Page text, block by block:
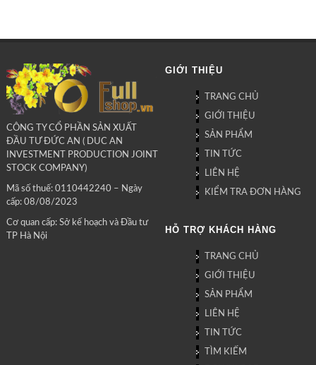
CÔNG TY CỔ PHẦN SẢN XUẤT
ĐẦU TƯ ĐỨC AN ( DUC AN
INVESTMENT PRODUCTION JOINT
STOCK COMPANY)
Mã số thuế: 0110442240 – Ngày
cấp: 08/08/2023
Cơ quan cấp: Sở kế hoạch và Đầu tư
TP Hà Nội
GIỚI THIỆU
TRANG CHỦ
GIỚI THIỆU
SẢN PHẨM
TIN TỨC
LIÊN HỆ
KIỂM TRA ĐƠN HÀNG
HỖ TRỢ KHÁCH HÀNG
TRANG CHỦ
GIỚI THIỆU
SẢN PHẨM
LIÊN HỆ
TIN TỨC
TÌM KIẾM